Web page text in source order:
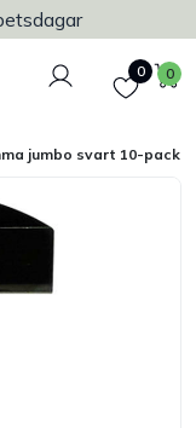
Logga in
Favoriter
0 0
jumbo svart 10-pack